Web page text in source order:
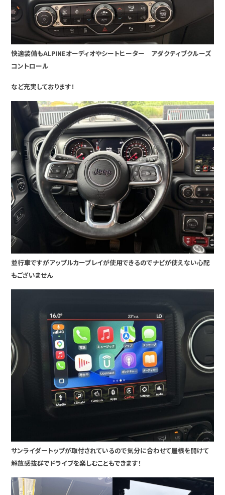
快適装備もALPINEオーディオやシートヒーター アダクティブクルーズ
コントロール
など充実しております！
並行車ですがアップルカープレイが使用できるのでナビが使えない心配
もございません
サンライダートップが取付されているので気分に合わせて屋根を開けて
解放感抜群でドライブを楽しむこともできます！